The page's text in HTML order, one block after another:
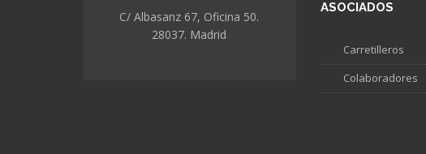
C/ Albasanz 67, Oficina 50.
28037. Madrid
ASOCIADOS
Carretilleros
Colaboradores